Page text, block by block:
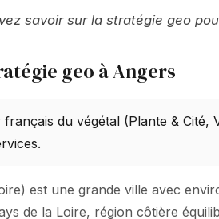
savoir sur la stratégie geo
geo à Angers
du végétal (Plante & Cité,
est une grande ville avec
de la Loire, région côtière